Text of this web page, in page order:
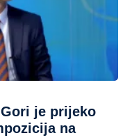
je prijeko
na